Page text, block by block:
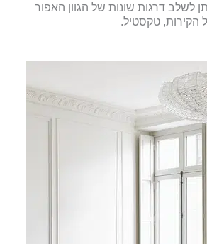
לשלב דרגות שונות של הגוון האפור
הקירות, טקסטיל.